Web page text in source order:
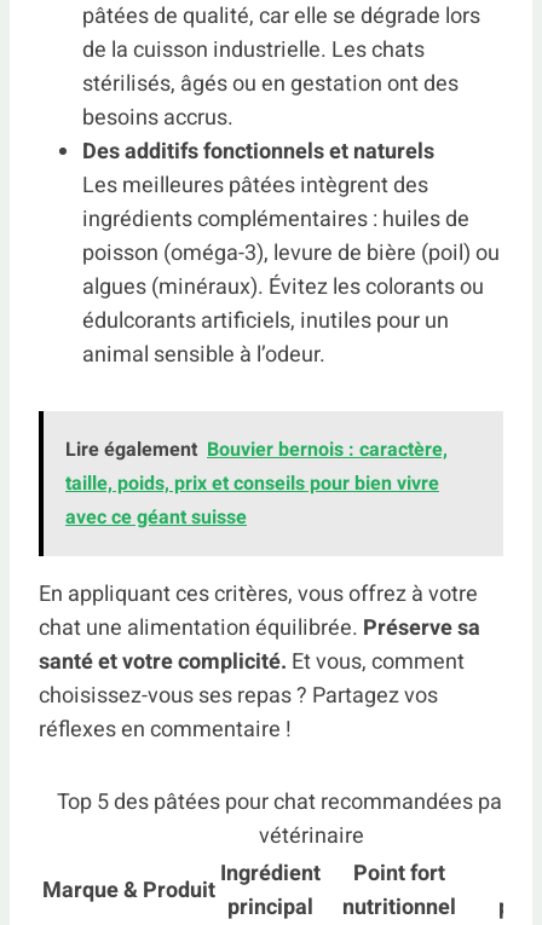
pâtées de qualité, car elle se dégrade lors
de la cuisson industrielle. Les chats
stérilisés, âgés ou en gestation ont des
besoins accrus.
Des additifs fonctionnels et naturels
Les meilleures pâtées intègrent des
ingrédients complémentaires : huiles de
poisson (oméga-3), levure de bière (poil) ou
algues (minéraux). Évitez les colorants ou
édulcorants artificiels, inutiles pour un
animal sensible à l’odeur.
Lire également Bouvier bernois : caractère,
taille, poids, prix et conseils pour bien vivre
avec ce géant suisse
En appliquant ces critères, vous offrez à votre
chat une alimentation équilibrée. Préserve sa
santé et votre complicité. Et vous, comment
choisissez-vous ses repas ? Partagez vos
réflexes en commentaire !
Top 5 des pâtées pour chat recommandées par
vétérinaire
Marque & Produit
Ingrédient
principal
Point fort
nutritionnel